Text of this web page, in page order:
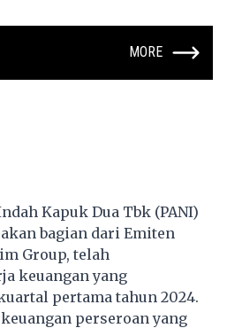
MORE
Kapuk Dua Tbk (PANI)
bagian dari Emiten
Group, telah
keuangan yang
pertama tahun 2024.
perseroan yang